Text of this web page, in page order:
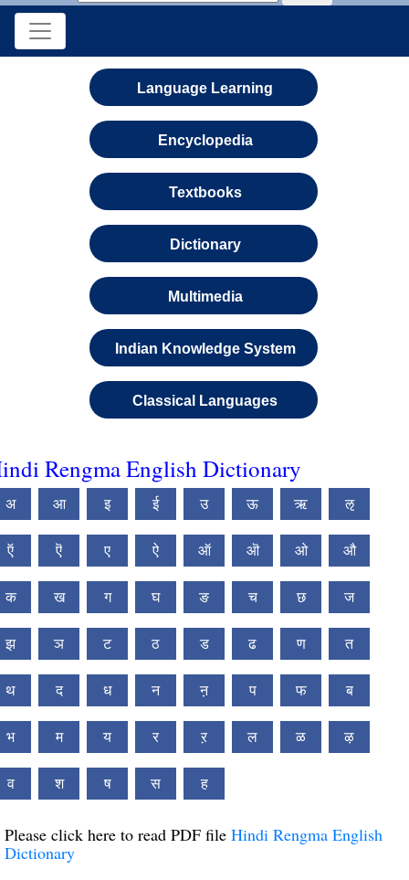
Language Learning
Encyclopedia
Textbooks
Dictionary
Multimedia
Indian Knowledge System
Classical Languages
Rengma English Dictionary
अ आ इ ई उ ऊ ऋ ऌ
ऍ ऎ ए ऐ ऑ ऒ ओ औ
क ख ग घ ङ च छ ज
झ ञ ट ठ ड ढ ण त
थ द ध न ऩ प फ ब
भ म य र ऱ ल ळ ऴ
व श ष स ह
Please click here to read PDF file Hindi Rengma English
Dictionary